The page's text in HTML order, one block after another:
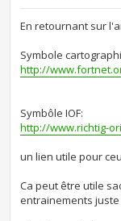
e
s
g
e
En retournant sur
Symbole
http://
Symbôle IOF:
http://www.richtig-
un lien utile pour
Ca peut être utile
entrainements